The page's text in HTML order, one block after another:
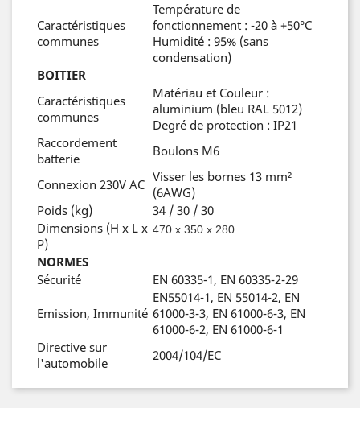
Caractéristiques
communes
Température de
fonctionnement : -20 à +50°C
Humidité : 95% (sans
condensation)
BOITIER
Caractéristiques
communes
Matériau et Couleur :
aluminium (bleu RAL 5012)
Degré de protection : IP21
Raccordement
batterie
Boulons M6
Connexion 230V AC Visser les bornes 13 mm²
(6AWG)
Poids (kg)
34 / 30 / 30
Dimensions (H x L x
P)
470 x 350 x 280
NORMES
Sécurité
EN 60335-1, EN 60335-2-29
Emission, Immunité
EN55014-1, EN 55014-2, EN
61000-3-3, EN 61000-6-3, EN
61000-6-2, EN 61000-6-1
Directive sur
l'automobile
2004/104/EC